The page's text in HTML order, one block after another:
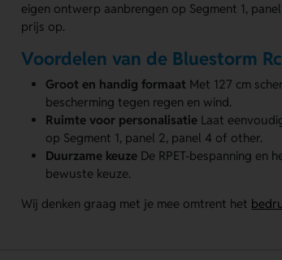
eigen ontwerp aanbrengen op Segment 1,
prijs op.
Voordelen van de Bluestorm
Groot en handig formaat Met 127 cm
bescherming tegen regen en wind.
Ruimte voor personalisatie Laat
op Segment 1, panel 2, panel 4 of other.
Duurzame keuze De RPET-bespanning en
bewuste keuze.
Wij denken graag met je mee omtrent het